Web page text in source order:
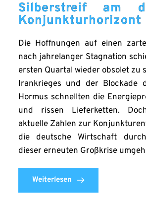
Silberstreif am
Konjunkturhorizont
Die Hoffnungen auf einen
nach jahrelanger Stagnation
ersten Quartal wieder obsolet zu
Irankrieges und der Blockade
Hormus schnellten die
und rissen Lieferketten.
aktuelle Zahlen zur
die deutsche Wirtschaft
dieser erneuten Großkrise
Weiterlesen